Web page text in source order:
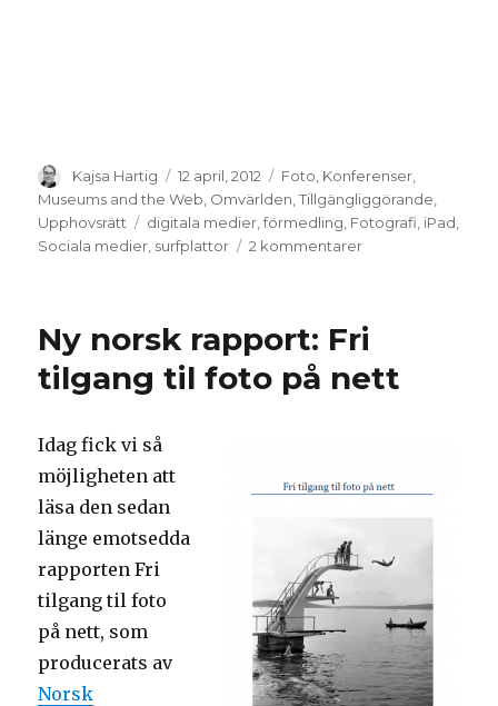
Författare
Kajsa Hartig Postat
12 april, 2012 Kategorier
Foto Konferenser
Museums and the Web Omvärlden ,Tillgängliggörande
Upphovsrätt
Taggar
digitala medier ,förmedling Fotografi iPad
Sociala medier surfplattor 2 kommentarer
förmedla
Ny norsk rapport: Fri
tilgang til foto på nett
Idag fick vi så
möjligheten att
läsa den sedan
länge emotsedda
rapporten Fri
tilgang til foto
på nett, som
producerats av
Norsk